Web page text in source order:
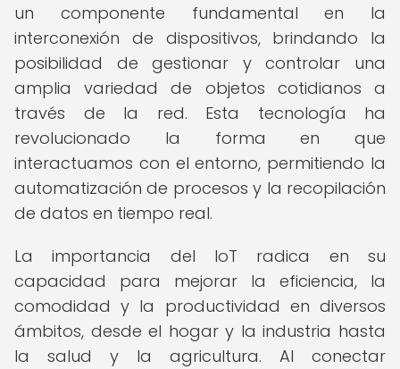
un componente fundamental en la
interconexión de dispositivos, brindando la
posibilidad de gestionar y controlar una
amplia variedad de objetos cotidianos a
través de la red. Esta tecnología ha
revolucionado la forma en que
interactuamos con el entorno, permitiendo la
automatización de procesos y la recopilación
de datos en tiempo real.
La importancia del IoT radica en su
capacidad para mejorar la eficiencia, la
comodidad y la productividad en diversos
ámbitos, desde el hogar y la industria hasta
la salud y la agricultura. Al conectar